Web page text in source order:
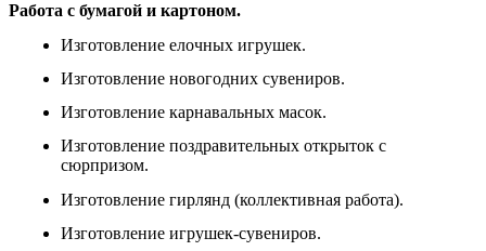
Работа с бумагой и картоном.
Изготовление елочных игрушек.
Изготовление новогодних сувениров.
Изготовление карнавальных масок.
Изготовление поздравительных открыток с
сюрпризом.
Изготовление гирлянд (коллективная работа).
Изготовление игрушек-сувениров.